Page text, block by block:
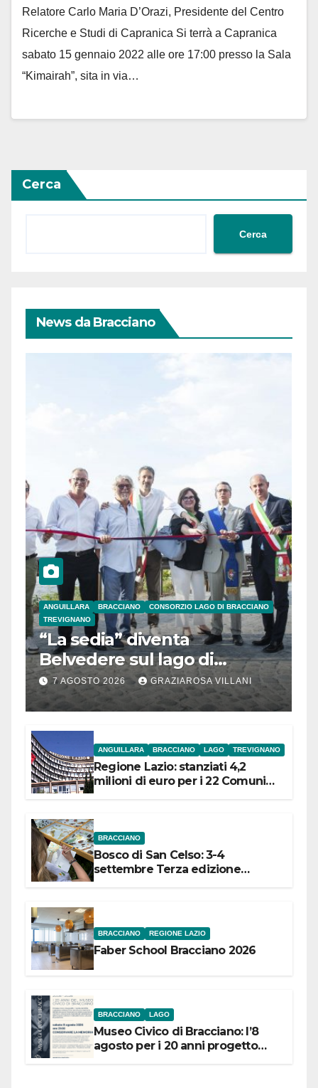
Relatore Carlo Maria D’Orazi, Presidente del Centro
Ricerche e Studi di Capranica Si terrà a Capranica
sabato 15 gennaio 2022 alle ore 17:00 presso la Sala
“Kimairah”, sita in via…
Cerca
Cerca
News da Bracciano
ANGUILLARA BRACCIANO
CONSORZIO LAGO DI BRACCIANO
TREVIGNANO
“La sedia” diventa
Belvedere sul lago di
Bracciano: ieri
l’inaugurazione
7 AGOSTO 2026 GRAZIAROSA VILLANI
ANGUILLARA BRACCIANO LAGO TREVIGNANO
Regione Lazio: stanziati 4,2
milioni di euro per i 22 Comuni
BRACCIANO
Bosco di San Celso: 3-4
settembre Terza edizione
BRACCIANO REGIONE LAZIO
Faber School Bracciano 2026
BRACCIANO LAGO
Museo Civico di Bracciano: l’8
agosto per i 20 anni progetto